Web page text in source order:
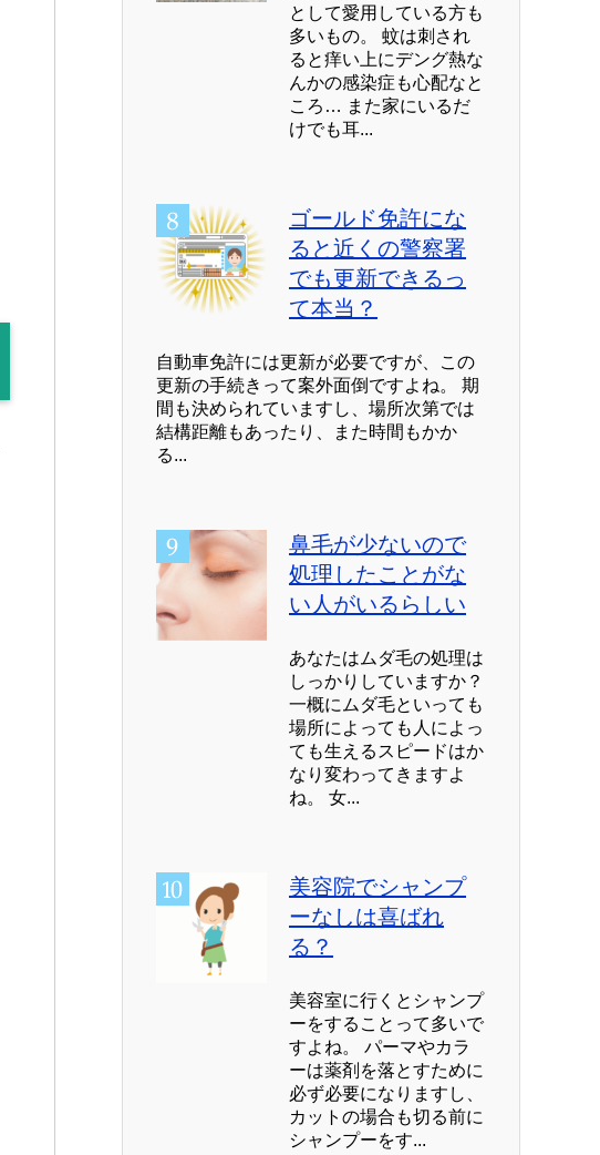
として愛用している方も
多いもの。 蚊は刺され
ると痒い上にデング熱な
んかの感染症も心配なと
ころ… また家にいるだ
けでも耳...
ゴールド免許にな
ると近くの警察署
でも更新できるっ
て本当？
自動車免許には更新が必要ですが、この
更新の手続きって案外面倒ですよね。 期
間も決められていますし、場所次第では
結構距離もあったり、また時間もかか
る...
鼻毛が少ないので
処理したことがな
い人がいるらしい
あなたはムダ毛の処理は
しっかりしていますか？
一概にムダ毛といっても
場所によっても人によっ
ても生えるスピードはか
なり変わってきますよ
ね。 女...
美容院でシャンプ
ーなしは喜ばれ
る？
美容室に行くとシャンプ
ーをすることって多いで
すよね。 パーマやカラ
ーは薬剤を落とすために
必ず必要になりますし、
カットの場合も切る前に
シャンプーをす...